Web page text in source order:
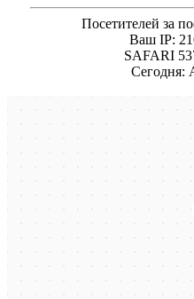
Посетителей за
Ваш IP:
SAFARI
Сегодня: